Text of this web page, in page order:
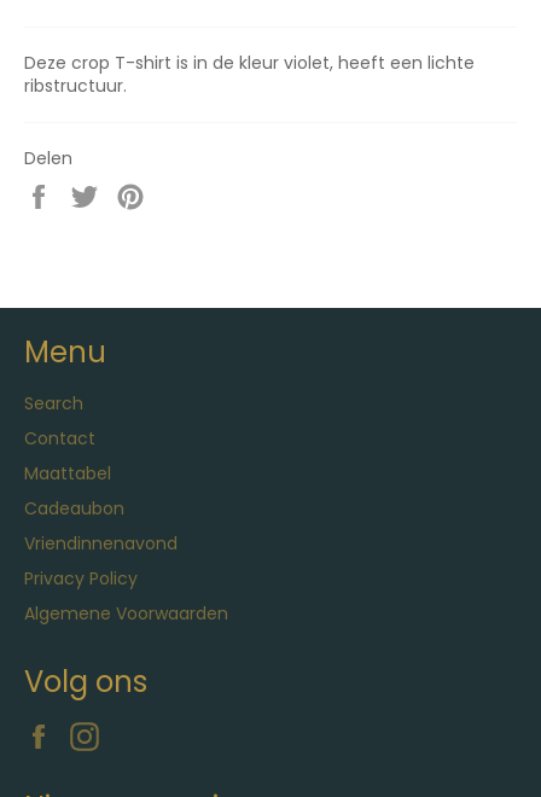
Deze crop T-shirt is in de kleur violet, heeft een lichte
ribstructuur.
Delen
Delen
op
Twitteren
op
Menu
Search
Contact
Maattabel
Cadeaubon
Vriendinnenavond
Privacy Policy
Algemene Voorwaarden
Volg ons
Facebook